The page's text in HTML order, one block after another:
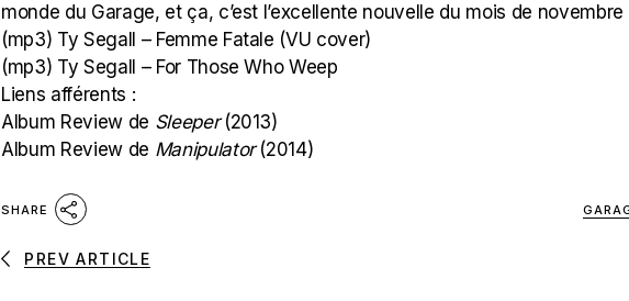
monde du Garage, et ça, c’est l’excellente nouvelle du mois de novembre
(mp3) Ty Segall – Femme Fatale (VU cover)
(mp3) Ty Segall – For Those Who Weep
Liens afférents :
Album Review de Sleeper(2013)
Album Review de Manipulator(2014)
SHARE
PREV ARTICLE